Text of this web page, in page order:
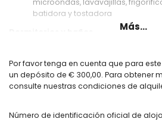
microondas, lavavajillas,
batidora y tostadora
camas individuales (de 190 por
2 baños, cada uno con lavabo
Exterior de la casa
piscina comunitaria en forma de
Más...
Por favor tenga en cuenta que para
un depósito de € 300,00. Para obtener
consulte nuestras condiciones de
Número de identificación oficial de